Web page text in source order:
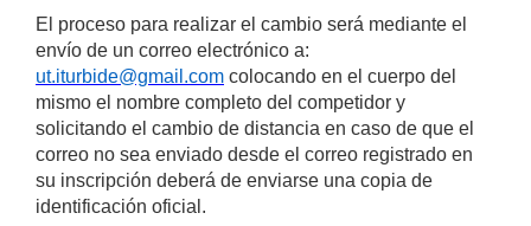
El proceso para realizar el cambio será mediante el
envío de un correo electrónico a:
ut.iturbide@gmail.com colocando en el cuerpo del
mismo el nombre completo del competidor y
solicitando el cambio de distancia en caso de que el
correo no sea enviado desde el correo registrado en
su inscripción deberá de enviarse una copia de
identificación oficial.